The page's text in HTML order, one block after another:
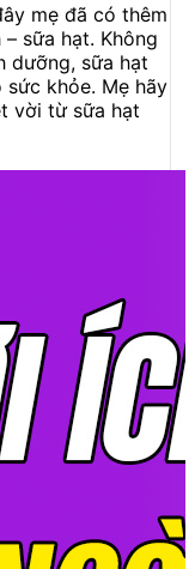
mẹ đã có thêm
sữa hạt. Không
dưỡng, sữa hạt
khỏe. Mẹ hãy
vời từ sữa hạt